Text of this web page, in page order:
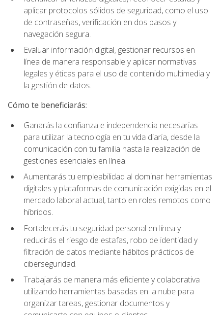
aplicar protocolos sólidos de seguridad, como el uso
de contraseñas, verificación en dos pasos y
navegación segura.
Evaluar información digital, gestionar recursos en
línea de manera responsable y aplicar normativas
legales y éticas para el uso de contenido multimedia y
la gestión de datos.
Cómo te beneficiarás:
Ganarás la confianza e independencia necesarias
para utilizar la tecnología en tu vida diaria, desde la
comunicación con tu familia hasta la realización de
gestiones esenciales en línea.
Aumentarás tu empleabilidad al dominar herramientas
digitales y plataformas de comunicación exigidas en el
mercado laboral actual, tanto en roles remotos como
híbridos.
Fortalecerás tu seguridad personal en línea y
reducirás el riesgo de estafas, robo de identidad y
filtración de datos mediante hábitos prácticos de
ciberseguridad.
Trabajarás de manera más eficiente y colaborativa
utilizando herramientas basadas en la nube para
organizar tareas, gestionar documentos y